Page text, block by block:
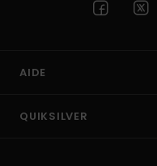
AIDE
QUIKSILVER